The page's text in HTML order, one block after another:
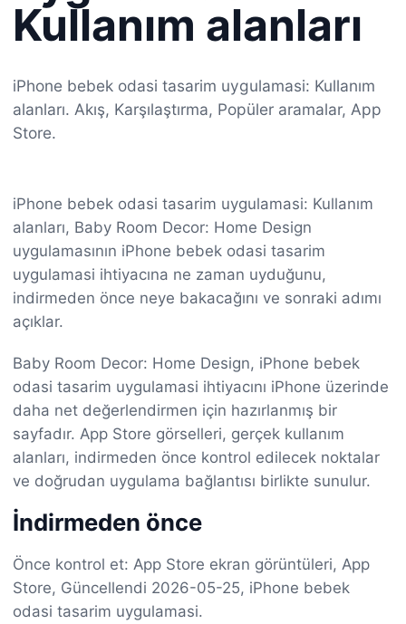
Kullanım alanları
iPhone bebek odasi tasarim uygulamasi: Kullanım
alanları. Akış, Karşılaştırma, Popüler aramalar, App
Store.
iPhone bebek odasi tasarim uygulamasi: Kullanım
alanları, Baby Room Decor: Home Design
uygulamasının iPhone bebek odasi tasarim
uygulamasi ihtiyacına ne zaman uyduğunu,
indirmeden önce neye bakacağını ve sonraki adımı
açıklar.
Baby Room Decor: Home Design, iPhone bebek
odasi tasarim uygulamasi ihtiyacını iPhone üzerinde
daha net değerlendirmen için hazırlanmış bir
sayfadır. App Store görselleri, gerçek kullanım
alanları, indirmeden önce kontrol edilecek noktalar
ve doğrudan uygulama bağlantısı birlikte sunulur.
İndirmeden önce
Önce kontrol et: App Store ekran görüntüleri, App
Store, Güncellendi 2026-05-25, iPhone bebek
odasi tasarim uygulamasi.